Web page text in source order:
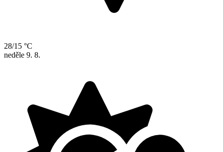
28/15 °C
neděle 9. 8.